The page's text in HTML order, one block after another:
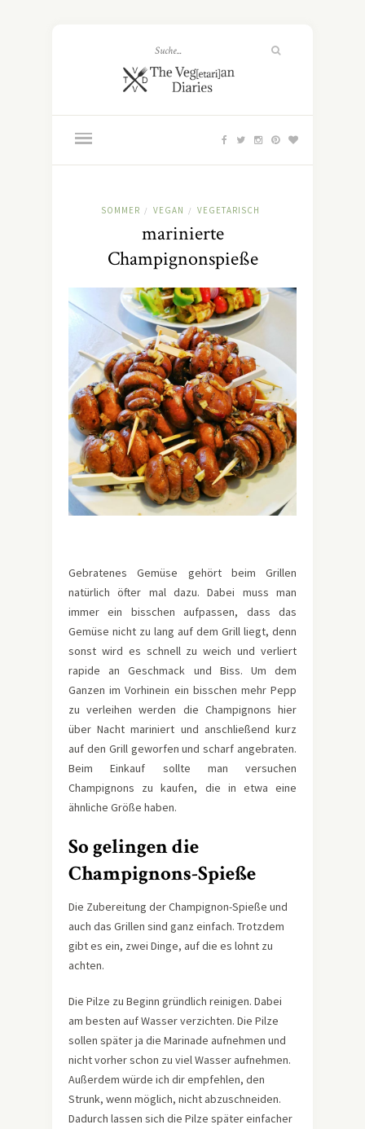
SOMMER / VEGAN / VEGETARISCH
marinierte
Champignonspieße
Gebratenes Gemüse gehört beim Grillen
natürlich öfter mal dazu. Dabei muss man
immer ein bisschen aufpassen, dass das
Gemüse nicht zu lang auf dem Grill liegt, denn
sonst wird es schnell zu weich und verliert
rapide an Geschmack und Biss. Um dem
Ganzen im Vorhinein ein bisschen mehr Pepp
zu verleihen werden die Champignons hier
über Nacht mariniert und anschließend kurz
auf den Grill geworfen und scharf angebraten.
Beim Einkauf sollte man versuchen
Champignons zu kaufen, die in etwa eine
ähnliche Größe haben.
So gelingen die
Champignons-Spieße
Die Zubereitung der Champignon-Spieße und
auch das Grillen sind ganz einfach. Trotzdem
gibt es ein, zwei Dinge, auf die es lohnt zu
achten.
Die Pilze zu Beginn gründlich reinigen. Dabei
am besten auf Wasser verzichten. Die Pilze
sollen später ja die Marinade aufnehmen und
nicht vorher schon zu viel Wasser aufnehmen.
Außerdem würde ich dir empfehlen, den
Strunk, wenn möglich, nicht abzuschneiden.
Dadurch lassen sich die Pilze später einfacher